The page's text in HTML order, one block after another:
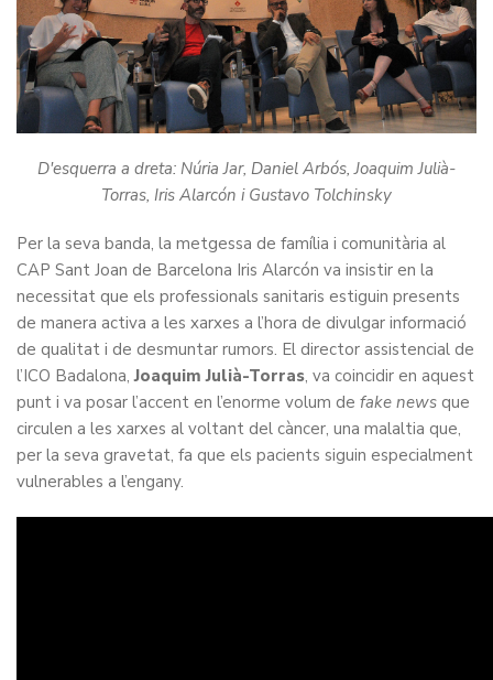
D'esquerra a dreta: Núria Jar, Daniel Arbós, Joaquim Julià-
Torras, Iris Alarcón i Gustavo Tolchinsky
Per la seva banda, la metgessa de família i comunitària al
CAP Sant Joan de Barcelona Iris Alarcón va insistir en la
necessitat que els professionals sanitaris estiguin presents
de manera activa a les xarxes a l’hora de divulgar informació
de qualitat i de desmuntar rumors. El director assistencial de
l’ICO Badalona, Joaquim Julià-Torras, va coincidir en aquest
punt i va posar l’accent en l’enorme volum de fake news que
circulen a les xarxes al voltant del càncer, una malaltia que,
per la seva gravetat, fa que els pacients siguin especialment
vulnerables a l’engany.